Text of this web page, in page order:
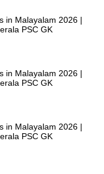
in Malayalam 2026 |
PSC GK
in Malayalam 2026 |
PSC GK
in Malayalam 2026 |
PSC GK